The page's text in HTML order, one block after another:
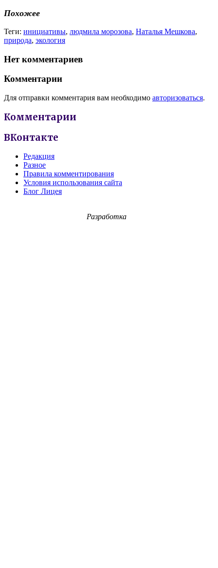
Похожее
Теги: инициативы, людмила морозова, Наталья Мешкова,
природа, экология
Нет комментариев
Комментарии
Для отправки комментария вам необходимо авторизоваться.
Комментарии
ВКонтакте
Редакция
Разное
Правила комментирования
Условия использования сайта
Блог Лицея
Разработка